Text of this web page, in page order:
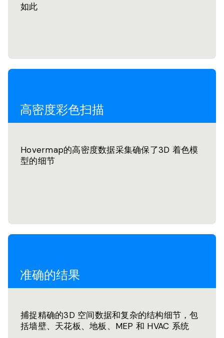
如此
高密度彩色扫描
Hovermap的高密度数据采集确保了3D 着色模
型的细节
准确的结果
捕捉精确的3D 空间数据和复杂的结构细节，包
括墙壁、天花板、地板、MEP 和 HVAC 系统